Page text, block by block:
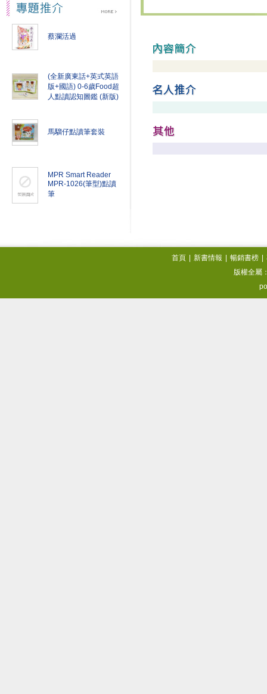
蔡瀾活過
(全新廣東話+英式英語
版+國語) 0-6歲Food超
人點讀認知圖鑑 (新版)
馬騮仔點讀筆套裝
MPR Smart Reader
MPR-1026(筆型)點讀
筆
首頁 新書情報 暢銷書榜
版權全屬